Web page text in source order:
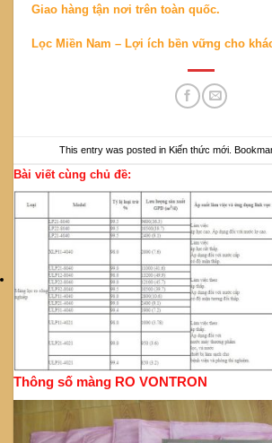
Giao hàng tận nơi trên toàn quốc.
Lọc Miền Nam – Lợi ích bền vững cho
This entry was posted in Kiến thức mới .
Bài viết cùng chủ đề:
Thông số màng RO VONTRON